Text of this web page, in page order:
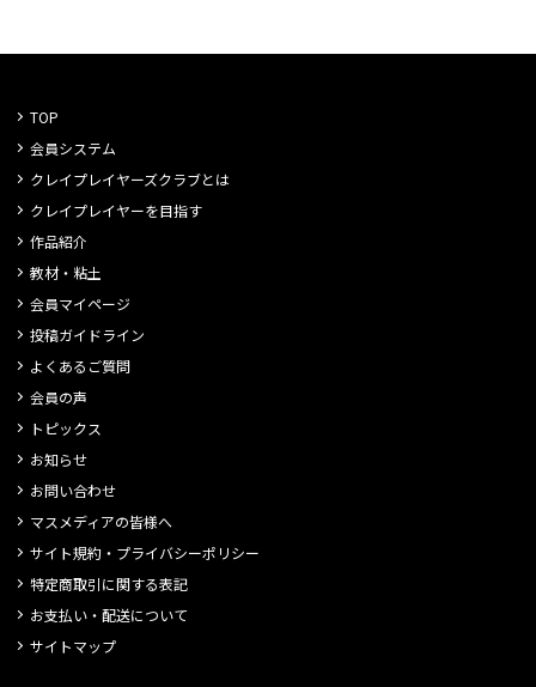
TOP
会員システム
クレイプレイヤーズクラブとは
クレイプレイヤーを目指す
作品紹介
教材・粘土
会員マイページ
投稿ガイドライン
よくあるご質問
会員の声
トピックス
お知らせ
お問い合わせ
マスメディアの皆様へ
サイト規約・プライバシーポリシー
特定商取引に関する表記
お支払い・配送について
サイトマップ